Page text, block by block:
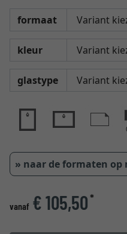
formaat
kleur
glastype
» naar de formaten op
vanaf € 105,50*